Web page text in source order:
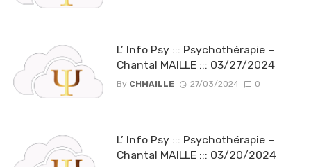
L’ Info Psy ::: Psychothérapie –
Chantal MAILLE ::: 03/27/2024
By CHMAILLE 27/03/2024 0
L’ Info Psy ::: Psychothérapie –
Chantal MAILLE ::: 03/20/2024